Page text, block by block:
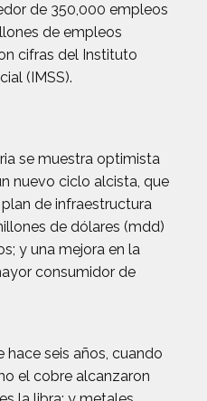
de 350,000 empleos
de empleos
cifras del Instituto
(IMSS).
se muestra optimista
nuevo ciclo alcista, que
de infraestructura
de dólares (mdd)
y una mejora en la
consumidor de
seis años, cuando
el cobre alcanzaron